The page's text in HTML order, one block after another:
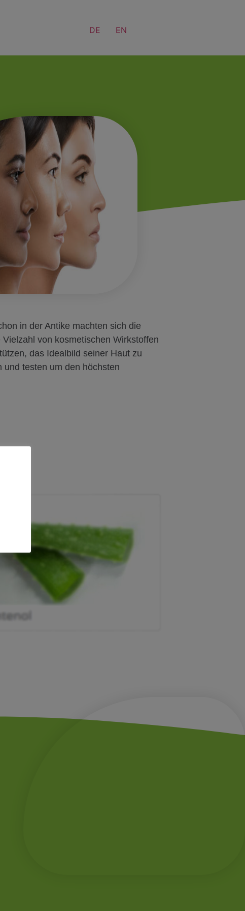
DE EN
in der Antike machten sich die
von kosmetischen Wirkstoffen
das Idealbild seiner Haut zu
testen um den höchsten